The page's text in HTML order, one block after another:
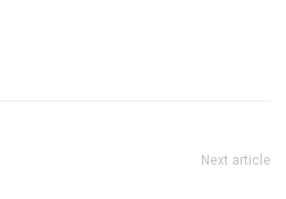
Next article